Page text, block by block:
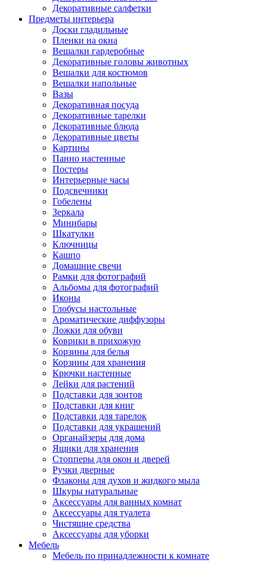
Декоративные салфетки
Предметы интерьера
Доски гладильные
Пленки на окна
Вешалки гардеробные
Декоративные головы животных
Вешалки для костюмов
Вешалки напольные
Вазы
Декоративная посуда
Декоративные тарелки
Декоративные блюда
Декоративные цветы
Картины
Панно настенные
Постеры
Интерьерные часы
Подсвечники
Гобелены
Зеркала
Минибары
Шкатулки
Ключницы
Кашпо
Домашние свечи
Рамки для фотографий
Альбомы для фотографий
Иконы
Глобусы настольные
Ароматические диффузоры
Ложки для обуви
Коврики в прихожую
Корзины для белья
Корзины для хранения
Крючки настенные
Лейки для растений
Подставки для зонтов
Подставки для книг
Подставки для тарелок
Подставки для украшений
Органайзеры для дома
Ящики для хранения
Стопперы для окон и дверей
Ручки дверные
Флаконы для духов и жидкого мыла
Шкуры натуральные
Аксессуары для ванных комнат
Аксессуары для туалета
Чистящие средства
Аксессуары для уборки
Мебель
Мебель по принадлежности к комнате